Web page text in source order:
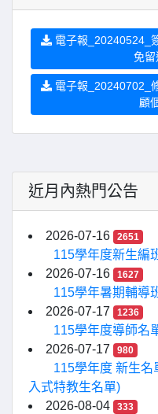
電子報_20240524_
免
電子報_20240702_
顧
近月內熱門公告
2026-07-16 2651
115學年度新生編
2026-07-16
1627
115學年暑期輔導
2026-07-17
1236
115學年度導師名
2026-07-17
980
115學年度 新生名
入式特教生名單)
2026-08-04
333